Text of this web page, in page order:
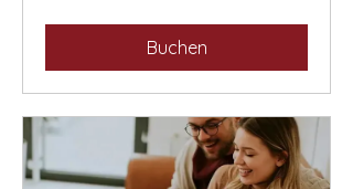
Buchen